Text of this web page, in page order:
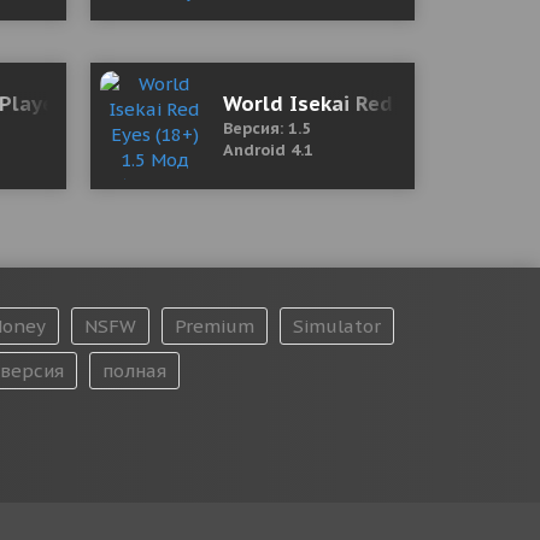
(полная версия)
1.3.2x Mod (No ads)World Isekai Red Eyes (18+)
Версия: 1.5
Android 4.1
NSFW Premium
Simulator
версия
полная